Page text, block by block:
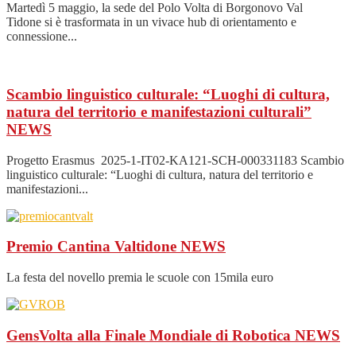
Martedì 5 maggio, la sede del Polo Volta di Borgonovo Val
Tidone si è trasformata in un vivace hub di orientamento e
connessione...
Scambio linguistico culturale: “Luoghi di cultura,
natura del territorio e manifestazioni culturali”
NEWS
Progetto Erasmus 2025-1-IT02-KA121-SCH-000331183 Scambio
linguistico culturale: “Luoghi di cultura, natura del territorio e
manifestazioni...
Premio Cantina Valtidone NEWS
La festa del novello premia le scuole con 15mila euro
GensVolta alla Finale Mondiale di Robotica NEWS